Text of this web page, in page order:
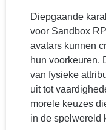
Diepgaande
voor Sandbox
avatars kunnen
hun voorkeuren.
van fysieke
uit tot
morele keuzes
in de spelwereld